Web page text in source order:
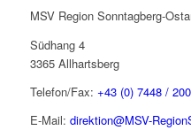
MSV Region Sonntagberg-
Südhang 4
3365 Allhartsberg
Telefon/Fax: +43 (0) 7448 /
E-Mail: direktion@MSV-